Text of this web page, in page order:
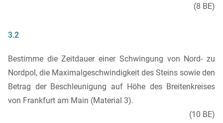
(8 BE)
3.2
Bestimme die Zeitdauer einer Schwingung von Nord- zu
Nordpol, die Maximalgeschwindigkeit des Steins sowie den
Betrag der Beschleunigung auf Höhe des Breitenkreises
von Frankfurt am Main (Material 3).
(10 BE)